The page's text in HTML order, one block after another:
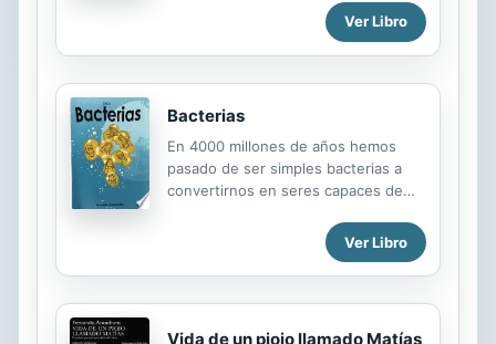
de las Brujas y deberá batirse con la
Reina Negra. Pero antes de combatir,
Audaz tendrá que vérselas con sus
Fantasía.
Ver Libro
Bacterias
En 4000 millones de años hemos
pasado de ser simples bacterias a
convertirnos en seres capaces de
seres capaces de crear y destruir, de
vivir y morir, de amar y odiar. Elodie
es una joven huérfana cargada con la
responsabilidad de cuidar de sus
Ver Libro
Vida de un piojo llamado Matías